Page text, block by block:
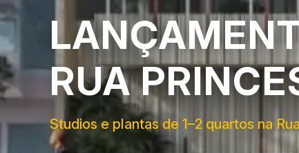
RUA
Studios e plantas de 1–2 quartos na